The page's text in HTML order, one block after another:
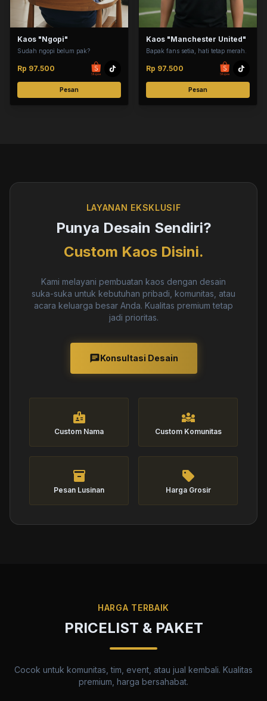
Kaos "Ngopi"
Sudah ngopi belum pak?
Rp 97.500
Pesan
Kaos "Manchester United"
Bapak fans setia, hati tetap merah.
Rp 97.500
Pesan
LAYANAN EKSKLUSIF
Punya Desain Sendiri?
Custom Kaos Disini.
Kami melayani pembuatan kaos dengan desain
suka-suka untuk kebutuhan pribadi, komunitas, atau
acara keluarga besar Anda. Kualitas premium tetap
jadi prioritas.
chatKonsultasi Desain
badge
Custom Nama
diversity_3
Custom Komunitas
inventory_2
Pesan Lusinan
sell
Harga Grosir
HARGA TERBAIK
PRICELIST & PAKET
Cocok untuk komunitas, tim, event, atau jual kembali. Kualitas
premium, harga bersahabat.